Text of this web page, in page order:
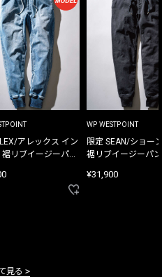
アレックス イン
リブイージーパン
WP WESTPOINT
限定 SEAN/ショー
裾リブイージーパ
¥31,900
見る